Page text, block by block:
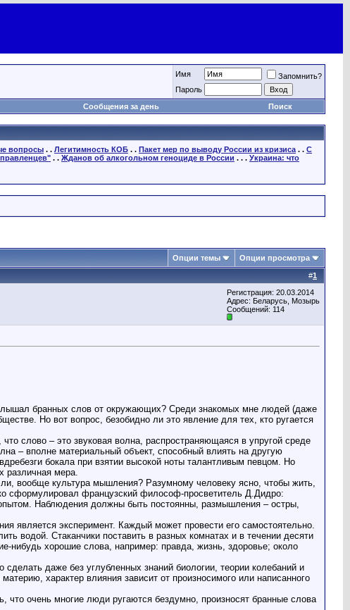
Имя
Запомнить?
Пароль
Сообщения за день Поиск
вопросы . . Легитимность КОБ . . Пакет мер по выводу России из кризиса . . С
. . Жданов об алкогольном геноциде в России . . . Украина: что
Опции темы Опции просмотра
#1
Регистрация: 20.03.2014
Адрес: Беларусь, Мозырь
Сообщений: 114
слышал бранных слов от окружающих? Среди знакомых мне людей (даже
Но вот вопрос, безобидно ли это явление для тех, кто ругается
слово – это звуковая волна, распространяющаяся в упругой среде
– вполне материальный объект, способный влиять на другую
бокала при взятии высокой ноты талантливым певцом. Но
различная мера.
вообще культура мышления? Разумному человеку ясно, чтобы жить,
сформулировал французский философ-просветитель Д.Дидро:
Наблюдения должны быть постоянны, размышления – остры,
является эксперимент. Каждый может провести его самостоятельно.
водой. Стаканчики поставить в разных комнатах и в течении десяти
нибудь хорошие слова, например: правда, жизнь, здоровье; около
даже без углубленных знаний биологии, теории колебаний и
характер влияния зависит от произносимого или написанного
очень многие люди ругаются бездумно, произносят бранные слова